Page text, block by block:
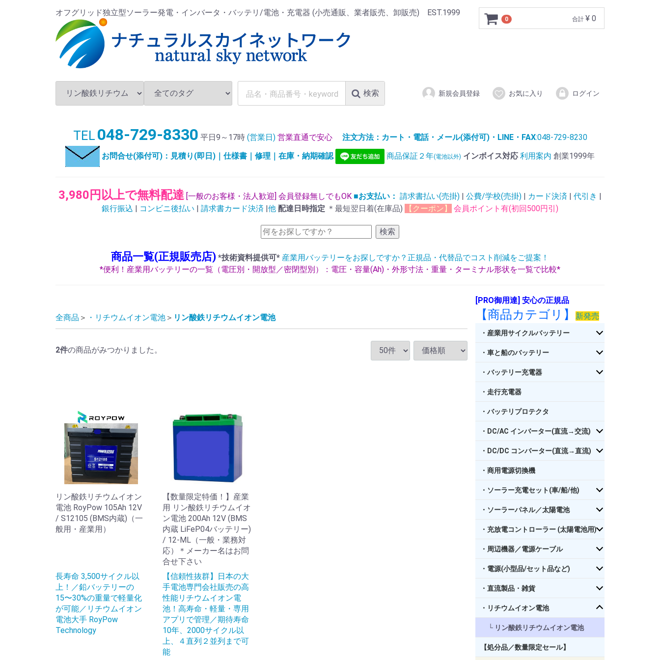
オフグリッド独立型ソーラー発電・インバータ・バッテリ/電池・充電器 (小売通販、業者販売、卸販売) EST.1999
0 合計 ¥ 0
検索 新規会員登録 お気に入り ログイン
TEL 048-729-8330 平日9～17時(営業日) 営業直通で安心 注文方法：カート・電話・メール(添付可)・LINE・FAX:048-729-8230
お問合せ(添付可)：見積り(即日)｜仕様書｜修理｜在庫・納期確認
商品保証２年(電池以外) インボイス対応 利用案内 創業1999年
3,980円以上で無料配達 [一般のお客様・法人歓迎] 会員登録無しでもOK ■お支払い： 請求書払い(売掛) | 公費/学校(売掛) | カード決済 | 代引き |
銀行振込 | コンビニ後払い | 請求書カード決済 |他 配達日時指定 ＊最短翌日着(在庫品) 【クーポン】 会員ポイント有(初回500円引)
検索
商品一覧(正規販売店) *技術資料提供可* 産業用バッテリーをお探しですか？正規品・代替品でコスト削減をご提案！
*便利！産業用バッテリーの一覧（電圧別・開放型／密閉型別）：電圧・容量(Ah)・外形寸法・重量・ターミナル形状を一覧で比較*
全商品 ・リチウムイオン電池 リン酸鉄リチウムイオン電池
2件の商品がみつかりました。
リン酸鉄リチウムイオン
電池 RoyPow 105Ah 12V
/ S12105 (BMS内蔵)（一
般用・産業用）
長寿命 3,500サイクル以
上！／鉛バッテリーの
15〜30%の重量で軽量化
が可能／リチウムイオン
電池大手 RoyPow
Technology
【数量限定特価！】産業
用 リン酸鉄リチウムイオ
ン電池 200Ah 12V (BMS
内蔵 LiFeP04バッテリー)
/ 12-ML（一般・業務対
応）＊メーカー名はお問
合せ下さい
【信頼性抜群】日本の大
手電池専門会社販売の高
性能リチウムイオン電
池！高寿命・軽量・専用
アプリで管理／期待寿命
10年、2000サイクル以
上、４直列２並列まで可
能
[PRO御用達] 安心の正規品
【商品カテゴリ】 新発売
・産業用サイクルバッテリー
・車と船のバッテリー
・バッテリー充電器
・走行充電器
・バッテリプロテクタ
・DC/AC インバーター(直流→交流)
・DC/DC コンバーター(直流→直流)
・商用電源切換機
・ソーラー充電セット(車/船/他)
・ソーラーパネル／太陽電池
・充放電コントローラー (太陽電池用)
・周辺機器／電源ケーブル
・電源(小型品/セット品など)
・直流製品・雑貨
・リチウムイオン電池
リン酸鉄リチウムイオン電池
【処分品／数量限定セール】